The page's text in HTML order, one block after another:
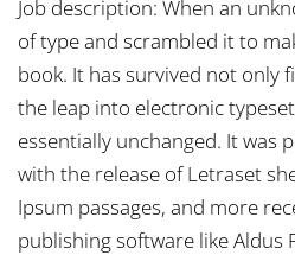
Job description: When an
of type and scrambled it to
book. It has survived not only
the leap into electronic
essentially unchanged. It was
with the release of Letraset
Ipsum passages, and more
publishing software like Aldus